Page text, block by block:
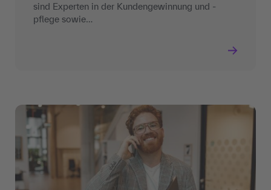
sind Experten in der Kundengewinnung und -
pflege sowie…